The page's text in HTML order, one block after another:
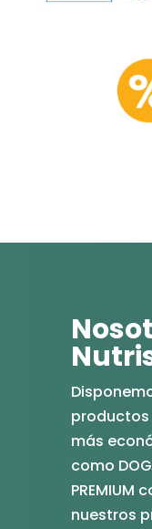
productos
más
como
PREMIUM
nuestros